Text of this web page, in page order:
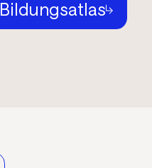
Bildungsatlas